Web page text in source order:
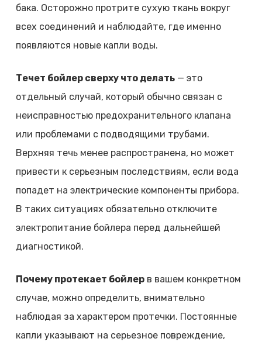
бака. Осторожно протрите сухую ткань вокруг
всех соединений и наблюдайте, где именно
появляются новые капли воды.
Течет бойлер сверху что делать— это
отдельный случай, который обычно связан с
неисправностью предохранительного клапана
или проблемами с подводящими трубами.
Верхняя течь менее распространена, но может
привести к серьезным последствиям, если вода
попадет на электрические компоненты прибора.
В таких ситуациях обязательно отключите
электропитание бойлера перед дальнейшей
диагностикой.
Почему протекает бойлерв вашем конкретном
случае, можно определить, внимательно
наблюдая за характером протечки. Постоянные
капли указывают на серьезное повреждение,